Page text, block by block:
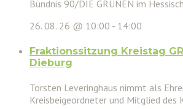
Bündnis 90/DIE GRÜNEN im
26. 08. 26 @ 10:00 - 14:00
Fraktionssitzung Kreistag
Dieburg
Torsten Leveringhaus nimmt als
Kreisbeigeordneter und Mitglied des